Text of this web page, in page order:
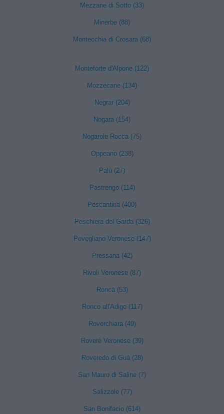
Mezzane di Sotto (33)
Minerbe (88)
Montecchia di Crosara (68)
Monteforte d'Alpone (122)
Mozzecane (134)
Negrar (204)
Nogara (154)
Nogarole Rocca (75)
Oppeano (238)
Palù (27)
Pastrengo (114)
Pescantina (400)
Peschiera del Garda (326)
Povegliano Veronese (147)
Pressana (42)
Rivoli Veronese (87)
Roncà (53)
Ronco all'Adige (117)
Roverchiara (49)
Roverè Veronese (39)
Roveredo di Guà (28)
San Mauro di Saline (7)
Salizzole (77)
San Bonifacio (614)